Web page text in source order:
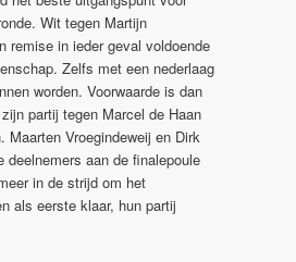
Wit tegen Martijn
remise in ieder geval voldoende
Zelfs met een nederlaag
worden. Voorwaarde is dan
partij tegen Marcel de Haan
Maarten Vroegindeweij en Dirk
deelnemers aan de finalepoule
in de strijd om het
als eerste klaar, hun partij